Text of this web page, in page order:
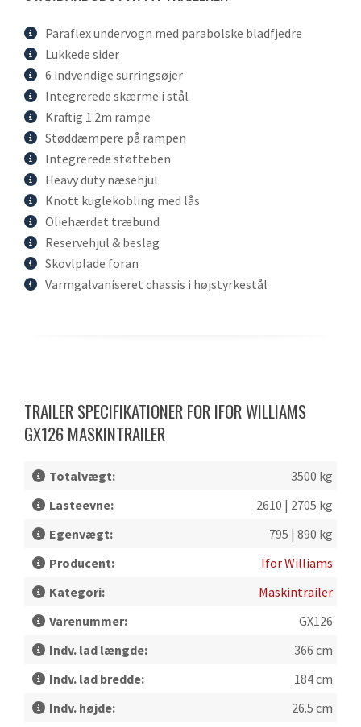
Paraflex undervogn med parabolske bladfjedre
Lukkede sider
6 indvendige surringsøjer
Integrerede skærme i stål
Kraftig 1.2m rampe
Støddæmpere på rampen
Integrerede støtteben
Heavy duty næsehjul
Knott kuglekobling med lås
Oliehærdet træbund
Reservehjul & beslag
Skovlplade foran
Varmgalvaniseret chassis i højstyrkestål
TRAILER SPECIFIKATIONER FOR IFOR WILLIAMS
GX126 MASKINTRAILER
Totalvægt:
3500 kg
Lasteevne:
2610 | 2705 kg
Egenvægt:
795 | 890 kg
Producent:
Ifor Williams
Kategori:
Maskintrailer
Varenummer:
GX126
Indv. lad længde:
366 cm
Indv. lad bredde:
184 cm
Indv. højde:
26.5 cm